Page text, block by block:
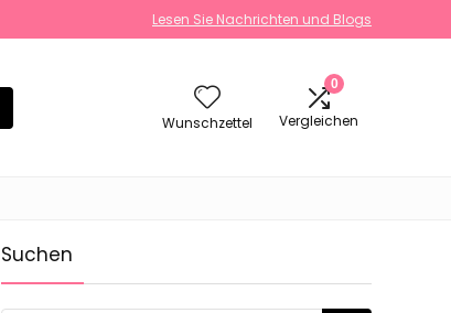
Lesen Sie Nachrichten und Blogs
Wunschzettel
0
Vergleichen
Suchen